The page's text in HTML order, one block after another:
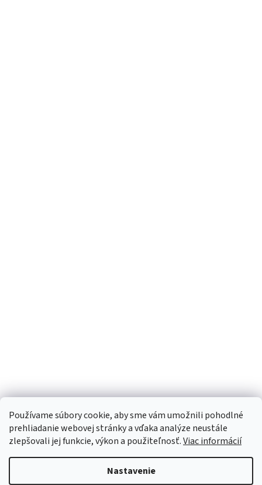
Používame súbory cookie, aby sme vám umožnili pohodlné
prehliadanie webovej stránky a vďaka analýze neustále
zlepšovali jej funkcie, výkon a použiteľnosť.Viac informácií
Nastavenie